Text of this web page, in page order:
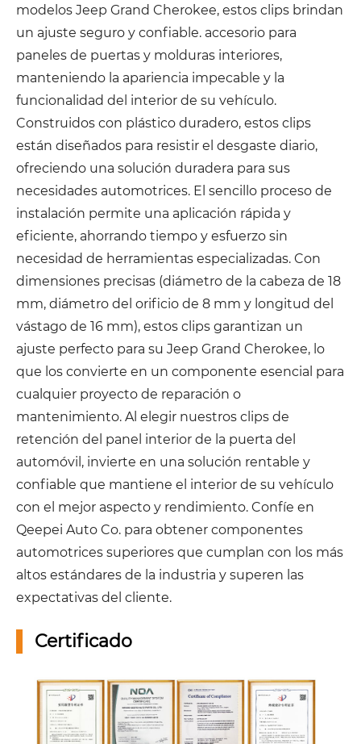
modelos Jeep Grand Cherokee, estos clips brindan
un ajuste seguro y confiable. accesorio para
paneles de puertas y molduras interiores,
manteniendo la apariencia impecable y la
funcionalidad del interior de su vehículo.
Construidos con plástico duradero, estos clips
están diseñados para resistir el desgaste diario,
ofreciendo una solución duradera para sus
necesidades automotrices. El sencillo proceso de
instalación permite una aplicación rápida y
eficiente, ahorrando tiempo y esfuerzo sin
necesidad de herramientas especializadas. Con
dimensiones precisas (diámetro de la cabeza de 18
mm, diámetro del orificio de 8 mm y longitud del
vástago de 16 mm), estos clips garantizan un
ajuste perfecto para su Jeep Grand Cherokee, lo
que los convierte en un componente esencial para
cualquier proyecto de reparación o
mantenimiento. Al elegir nuestros clips de
retención del panel interior de la puerta del
automóvil, invierte en una solución rentable y
confiable que mantiene el interior de su vehículo
con el mejor aspecto y rendimiento. Confíe en
Qeepei Auto Co. para obtener componentes
automotrices superiores que cumplan con los más
altos estándares de la industria y superen las
expectativas del cliente.
Certificado